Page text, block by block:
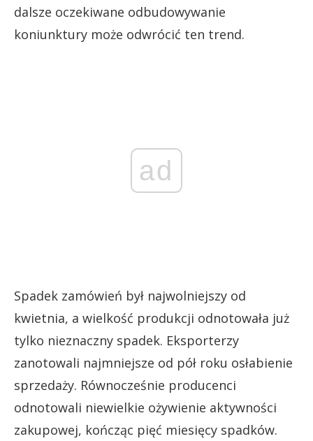
dalsze oczekiwane odbudowywanie
koniunktury może odwrócić ten trend.
ad
Spadek zamówień był najwolniejszy od
kwietnia, a wielkość produkcji odnotowała już
tylko nieznaczny spadek. Eksporterzy
zanotowali najmniejsze od pół roku osłabienie
sprzedaży. Równocześnie producenci
odnotowali niewielkie ożywienie aktywności
zakupowej, kończąc pięć miesięcy spadków.